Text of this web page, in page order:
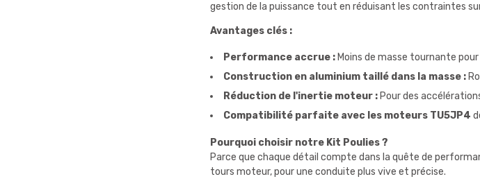
gestion de la puissance tout en réduisant les contraintes
Avantages clés :
Performance accrue : Moins de masse tournante
Construction en aluminium taillé dans la masse :
Réduction de l'inertie moteur : Pour des
Compatibilité parfaite avec les moteurs TU5JP4
Pourquoi choisir notre Kit Poulies ?
Parce que chaque détail compte dans la quête de
tours moteur, pour une conduite plus vive et précise.